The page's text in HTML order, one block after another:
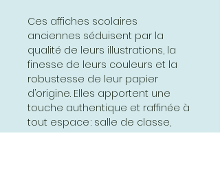
Ces affiches scolaires
anciennes séduisent par la
qualité de leurs illustrations, la
finesse de leurs couleurs et la
robustesse de leur papier
d’origine. Elles apportent une
touche authentique et raffinée à
tout espace : salle de classe,
bureau, bibliothèque ou salon.